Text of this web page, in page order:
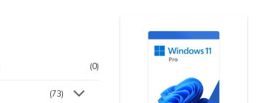
(0)
(73)